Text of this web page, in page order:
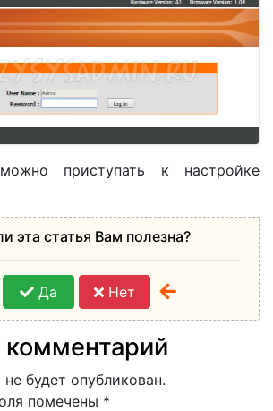
приступать к настройке
эта статья Вам полезна?
Да Нет
комментарий
будет опубликован.
помечены *